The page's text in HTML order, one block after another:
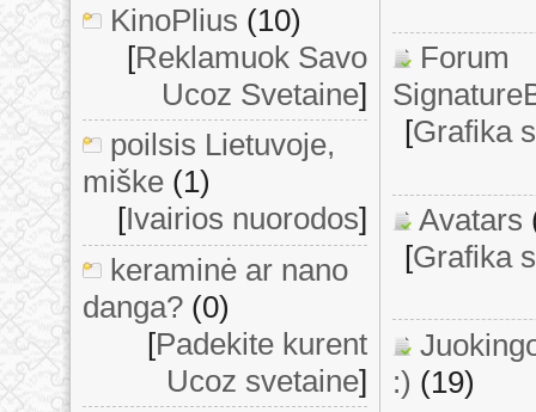
KinoPlius (10)
[Reklamuok Savo
Ucoz Svetaine]
poilsis Lietuvoje,
miške (1)
[Ivairios nuorodos]
keraminė ar nano
danga? (0)
[Padekite kurent
Ucoz svetaine]
Forum
[Grafika
Avatars
[Grafika
:) (19)